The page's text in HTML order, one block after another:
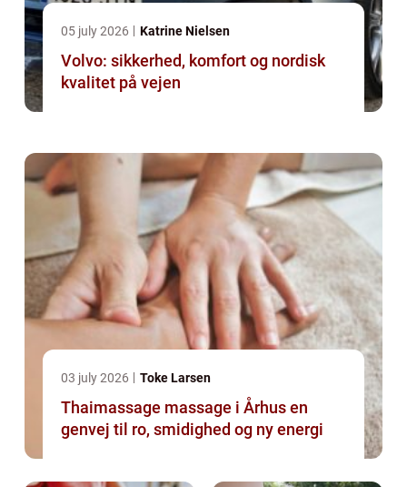
05 july 2026 Katrine Nielsen
Volvo: sikkerhed, komfort og nordisk
kvalitet på vejen
03 july 2026 Toke Larsen
Thaimassage massage i Århus en
genvej til ro, smidighed og ny energi